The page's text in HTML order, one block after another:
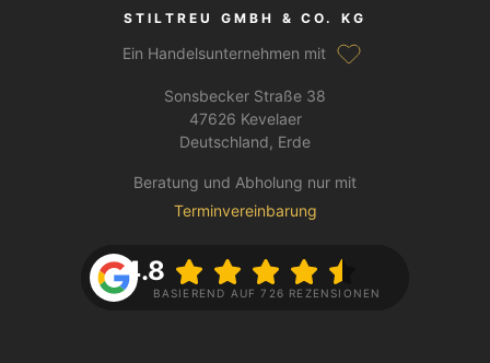
STILTREU GMBH & CO. KG
Ein Handelsunternehmen mit
Sonsbecker Straße 38
47626 Kevelaer
Deutschland, Erde
Beratung und Abholung nur mit
Terminvereinbarung
4.8
BASIEREND AUF 726 REZENSIONEN